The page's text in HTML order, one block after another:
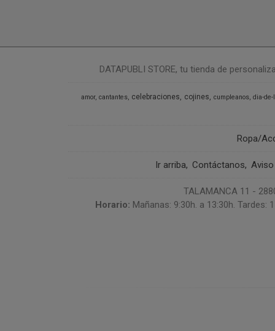
DATAPUBLI STORE, tu tienda de
amor cantantes celebraciones cojines cumpleanos dia-de-
Ropa/
Ir arriba Contáctanos Aviso
TALAMANCA 11 -
Horario: Mañanas: 9:30h. a 13:30h. Tardes: